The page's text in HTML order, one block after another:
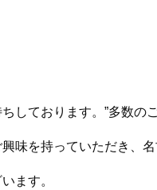
しております。”多数の
味を持っていただき、
ます。